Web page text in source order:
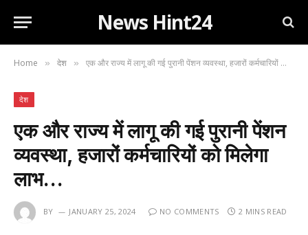
News Hint24
Home » देश » एक और राज्य में लागू की गई पुरानी पेंशन व्यवस्था, हजारों कर्मचारियों को मिलेगा लाभ…
देश
एक और राज्य में लागू की गई पुरानी पेंशन
व्यवस्था, हजारों कर्मचारियों को मिलेगा
लाभ…
BY JANUARY 25, 2024 NO COMMENTS 2 MINS READ